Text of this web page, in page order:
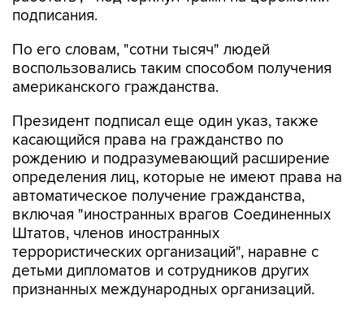
По его словам, "сотни тысяч" людей
американского гражданства.
Президент подписал еще один указ, также
рождению и подразумевающий расширение
определения лиц, которые не имеют права на
автоматическое получение гражданства,
включая "иностранных врагов Соединенных
Штатов, членов иностранных
террористических организаций", наравне с
детьми дипломатов и сотрудников других
признанных международных организаций.
Издание The Hillобращает внимание, что эти